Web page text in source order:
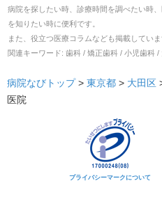
病院を探したい時、診療時間を調べたい時
を知りたい時に便利です。
また、役立つ医療コラムなども掲載してい
関連キーワード: 歯科 / 矯正歯科 / 小児歯科
病院なびトップ > 東京都 > 大田区
医院
プライバシーマークについて